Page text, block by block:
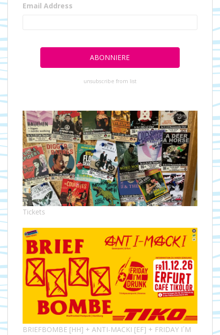
Email Address
unsubscribe from list
Tickets
BRIEFBOMBE [HH] + ANTI-MACKI [EF] + FRIDAY I´M